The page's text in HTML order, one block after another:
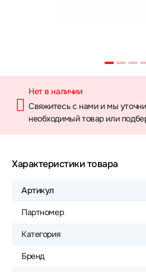
Нет в наличии
Свяжитесь с нами и мы
необходимый товар или
Характеристики товара
Артикул
Партномер
Категория
Бренд